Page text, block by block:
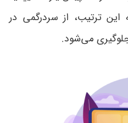
ترتیب، از سردرگمی در
می‌شود.